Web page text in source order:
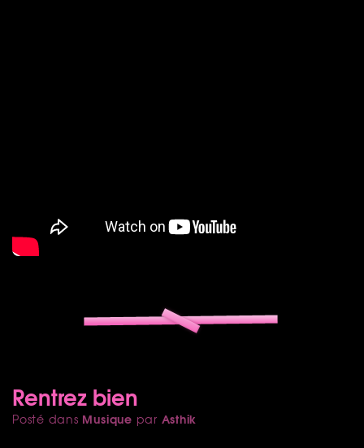
Rentrez bien
Posté dans Musique par Asthik